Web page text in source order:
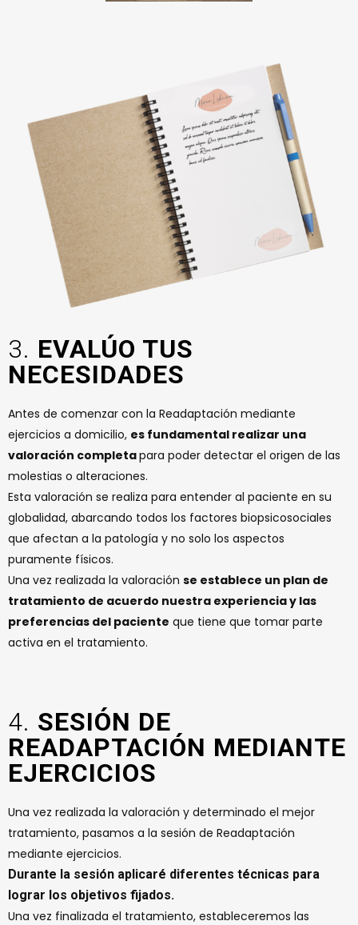
3. EVALÚO TUS
NECESIDADES
Antes de comenzar con la Readaptación mediante
ejercicios a domicilio, es fundamental realizar una
valoración completapara poder detectar el origen de las
molestias o alteraciones.
Esta valoración se realiza para entender al paciente en su
globalidad, abarcando todos los factores biopsicosociales
que afectan a la patología y no solo los aspectos
puramente físicos.
Una vez realizada la valoración se establece un plan de
tratamiento de acuerdo nuestra experiencia y las
preferencias del paciente que tiene que tomar parte
activa en el tratamiento.
4. SESIÓN DE
READAPTACIÓN MEDIANTE
EJERCICIOS
Una vez realizada la valoración y determinado el mejor
tratamiento, pasamos a la sesión de Readaptación
mediante ejercicios.
Durante la sesión aplicaré diferentes técnicas para
lograr los objetivos fijados.
Una vez finalizada el tratamiento, estableceremos las